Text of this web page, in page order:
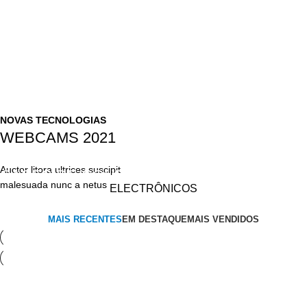
NOVAS TECNOLOGIAS
WEBCAMS 2021
Auctor litora ultrices suscipit
malesuada nunc a netus
CASES DE COURO
malesuada nunc a netus
ELECTRÔNICOS
MAIS RECENTES EM DESTAQUEMAIS VENDIDOS